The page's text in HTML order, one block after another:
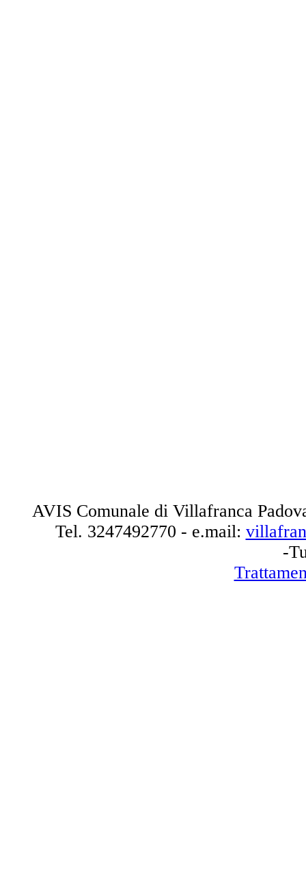
AVIS Comunale di Villafranca
Tel. 3247492770 - e.mail:
-